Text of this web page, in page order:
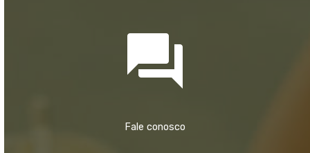
Fale conosco